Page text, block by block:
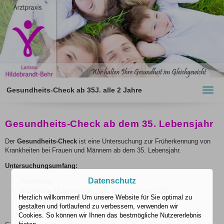
Gesundheits-Check ab 35J. alle 2 Jahre
Gesundheits-Check ab dem 35. Lebensjahr
Der Gesundheits-Check ist eine Untersuchung zur Früherkennung von
Krankheiten bei Frauen und Männern ab dem 35. Lebensjahr.
Untersuchungsumfang:
Labordiagnostik (Cholesterin-, Blutzucker-, Urin-Test)
Beratung
Datenschutz
Herzlich willkommen! Um unsere Website für Sie optimal zu
gestalten und fortlaufend zu verbessern, verwenden wir
Cookies. So können wir Ihnen das bestmögliche Nutzererlebnis